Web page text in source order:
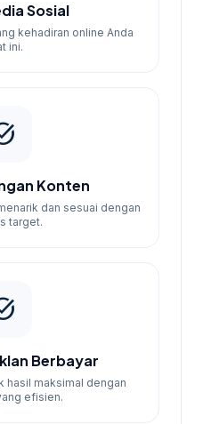
Sosial
kehadiran online Anda
ini.
Konten
dan sesuai dengan
target.
Berbayar
hasil maksimal dengan
efisien.